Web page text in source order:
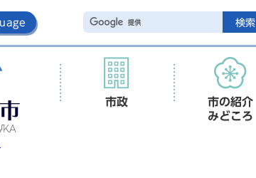
検索
市政
市の紹介
みどころ